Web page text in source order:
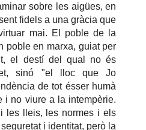
sobre les aigües, en
fidels a una gràcia que
mai. El poble de la
poble en marxa, guiat per
el destí del qual no és
sinó "el lloc que Jo
de tot ésser humà
i no viure a la intempèrie.
i les lleis, les normes i els
i identitat, però la